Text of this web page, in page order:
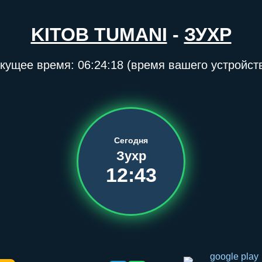
KITOB TUMANI - ЗУХР
время: 06:24:18(время вашего
Сегодня
Зухр
12:43